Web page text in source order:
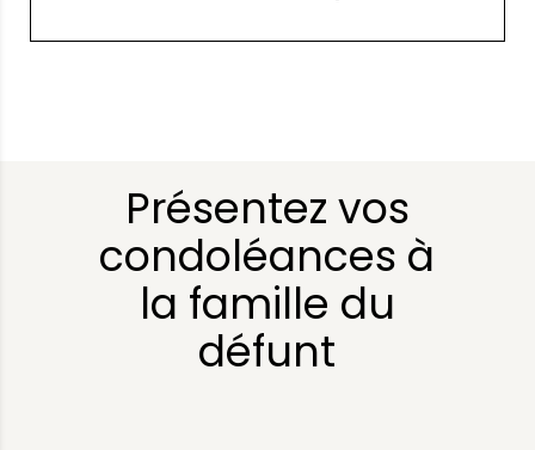
Présentez vos
condoléances à
la famille du
défunt